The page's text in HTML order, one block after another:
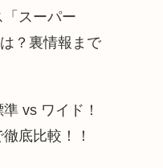
「スーパー
？裏情報まで
vs ワイド！
底比較！！